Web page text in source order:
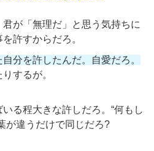
君が「無理だ」と思う気持ちに
許すからだろ。
自分を許した んだ。自愛だろ。
するが。
る程大きな許しだろ。“何もし
が違うだけで同じだろ?